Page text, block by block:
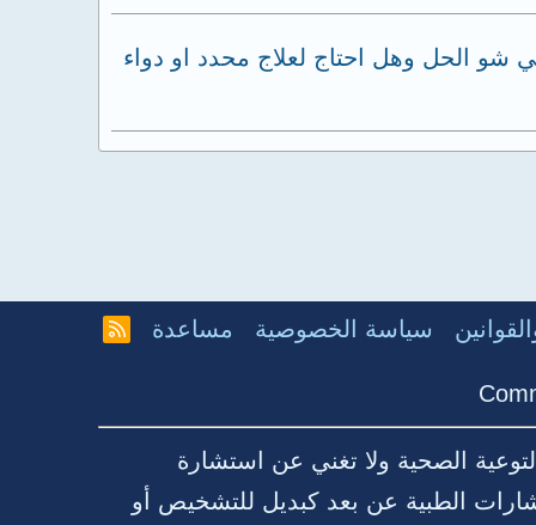
الحل وهل احتاج لعلاج محدد او دواء
سياسة الخصوصية مساعدة
الصحية ولا تغني عن استشارة
الطبية عن بعد كبديل للتشخيص أو